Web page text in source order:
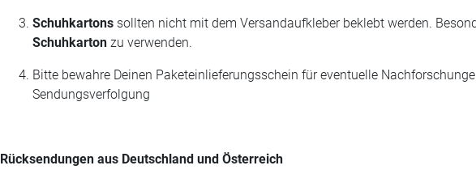
Schuhkartons sollten nicht mit dem Versandaufkleber beklebt werden.
Schuhkarton zu verwenden.
Bitte bewahre Deinen Paketeinlieferungsschein für eventuelle
Sendungsverfolgung
Rücksendungen aus Deutschland und Österreich